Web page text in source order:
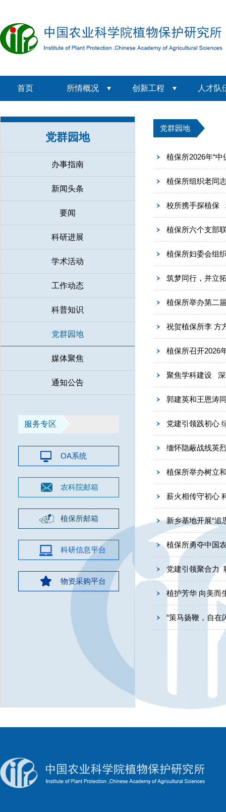
首页 所情概况 创新工程 人才队
党群园地
办事指南
新闻头条
要闻
科研进展
学术活动
工作动态
科普知识
党群园地
媒体聚焦
通知公告
服务专区
OA系统
农科院邮箱
植保所邮箱
科研信息平台
物资采购平台
党群园地
植保所2026年“
植保所组织老同
校所携手探植保
植保所六个支部
植保所妇委会组
筑梦同行，并立
植保所举办第二
祝贺植保所李 方
植保所召开2026
聚焦学科建设
郭建英和王恩涛
党建引领践初心
缅怀隐蔽战线英
植保所举办树立
薪火相传守初心
新乡基地开展“追
植保所勇夺中国
党建引领聚合力
植护芳华 向美而
“策马扬鞭，自